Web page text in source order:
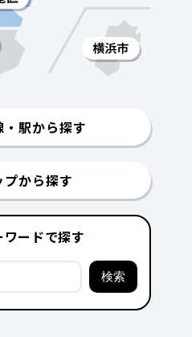
・駅から探す
プから探す
ワードで探す